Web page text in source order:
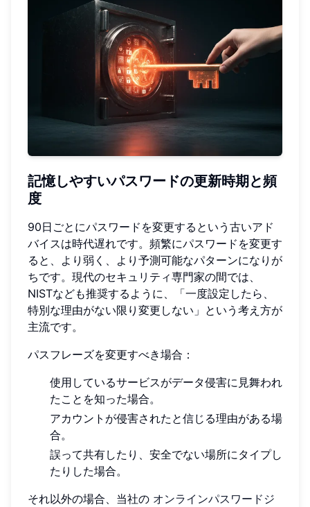
記憶しやすいパスワードの更新時期と頻
度
90日ごとにパスワードを変更するという古いアド
バイスは時代遅れです。頻繁にパスワードを変更す
ると、より弱く、より予測可能なパターンになりが
ちです。現代のセキュリティ専門家の間では、
NISTなども推奨するように、「一度設定したら、
特別な理由がない限り変更しない」という考え方が
主流です。
パスフレーズを変更すべき場合：
使用しているサービスがデータ侵害に見舞われ
たことを知った場合。
アカウントが侵害されたと信じる理由がある場
合。
誤って共有したり、安全でない場所にタイプし
たりした場合。
それ以外の場合、当社の オンラインパスワードジ